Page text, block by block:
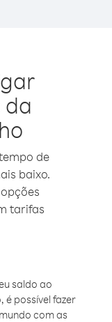
da
de
baixo.
tarifas
saldo ao
é possível fazer
com as